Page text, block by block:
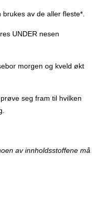
(latin). Mange – og
nese. Typiske
rom og ut i kulda – eller
da renner det blankt
i de øvre luftveier.
eteriske oljer som
fikk gleden av å
av de aller fleste*.
UNDER nesen
morgen og kveld økt
seg fram til hvilken
av innholdsstoffene må